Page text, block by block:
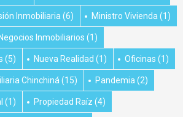
Inmobiliaria (6) Ministro Vivienda (1)
Negocios Inmobiliarios (1)
(5) Nueva Realidad (1) Oficinas (1)
Chinchiná (15) Pandemia (2)
(1) Propiedad Raíz (4)